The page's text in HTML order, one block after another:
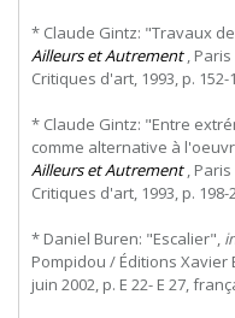
* Claude Gintz: "Travaux
Ailleurs et Autrement, Paris
Critiques d'art, 1993, p. 152-
* Claude Gintz: "Entre
comme alternative à
Ailleurs et Autrement, Paris
Critiques d'art, 1993, p. 198-
* Daniel Buren: "Escalier",
Pompidou / Éditions
juin 2002, p. E 22- E 27,